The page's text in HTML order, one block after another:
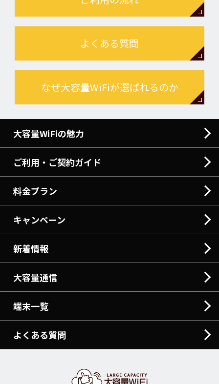
よくある質問
なぜ大容量WiFiが選ばれるのか
大容量WiFiの魅力
ご利用・ご契約ガイド
料金プラン
キャンペーン
新着情報
大容量通信
端末一覧
よくある質問